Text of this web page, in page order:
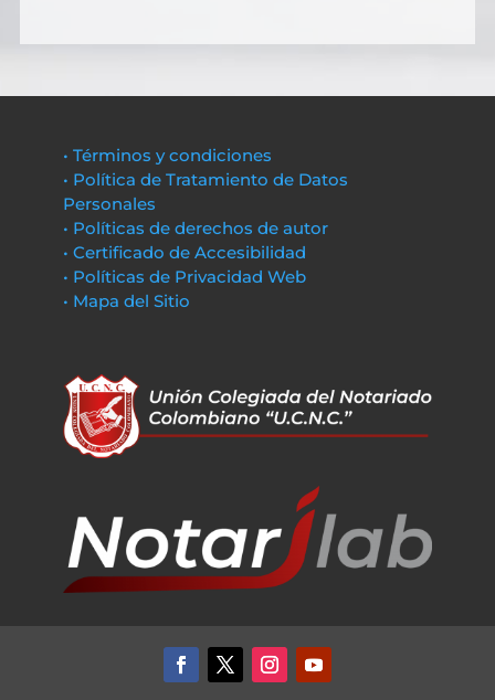
• Términos y condiciones
• Política de Tratamiento de Datos
Personales
• Políticas de derechos de autor
• Certificado de Accesibilidad
• Políticas de Privacidad Web
• Mapa del Sitio